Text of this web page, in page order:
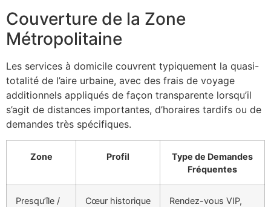
Couverture de la Zone
Métropolitaine
Les services à domicile couvrent typiquement la quasi-
totalité de l’aire urbaine, avec des frais de voyage
additionnels appliqués de façon transparente lorsqu’il
s’agit de distances importantes, d’horaires tardifs ou de
demandes très spécifiques.
Zone Profil
Type de Demandes
Fréquentes
Presqu’île /
Cœur historique
Rendez-vous VIP,